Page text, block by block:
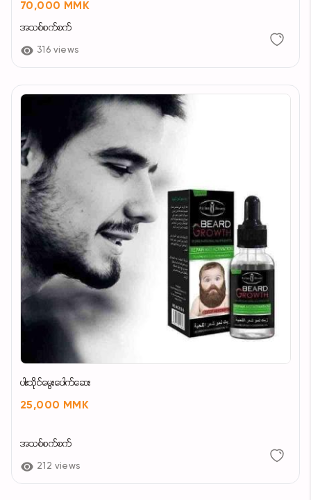
70,000 MMK
အသစ်စက်စက်
316 views
ပါးသိုင်မွေးပေါက်ဆေး
25,000 MMK
အသစ်စက်စက်
212 views